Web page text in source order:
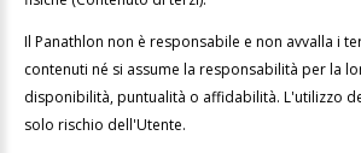
Il Panathlon non è responsabile e non avvalla i
contenuti né si assume la responsabilità per la
disponibilità, puntualità o affidabilità. L'utilizzo
solo rischio dell'Utente.